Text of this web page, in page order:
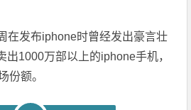
在发布iphone时曾经发出豪言壮
出1000万部以上的iphone手机，
份额。